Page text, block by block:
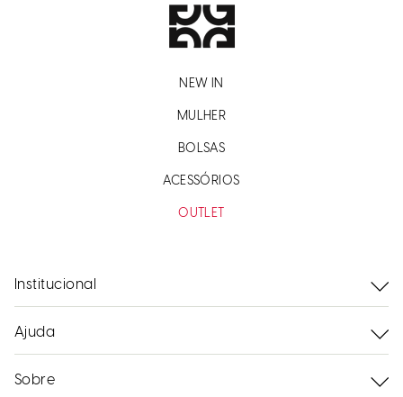
NEW IN
MULHER
BOLSAS
ACESSÓRIOS
OUTLET
Institucional
Ajuda
Sobre